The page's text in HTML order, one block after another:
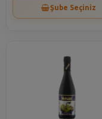
Şube Seçiniz